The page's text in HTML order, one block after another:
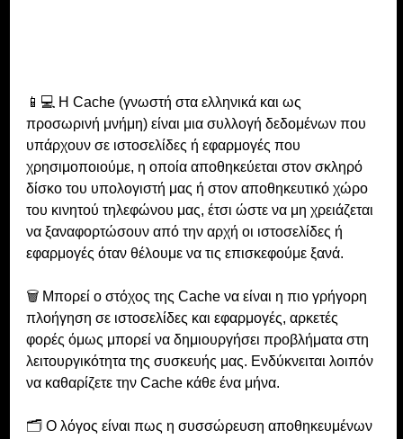
📱💻 Η Cache (γνωστή στα ελληνικά και ως
προσωρινή μνήμη) είναι μια συλλογή δεδομένων που
υπάρχουν σε ιστοσελίδες ή εφαρμογές που
χρησιμοποιούμε, η οποία αποθηκεύεται στον σκληρό
δίσκο του υπολογιστή μας ή στον αποθηκευτικό χώρο
του κινητού τηλεφώνου μας, έτσι ώστε να μη χρειάζεται
να ξαναφορτώσουν από την αρχή οι ιστοσελίδες ή
εφαρμογές όταν θέλουμε να τις επισκεφούμε ξανά.
🗑 Μπορεί ο στόχος της Cache να είναι η πιο γρήγορη
πλοήγηση σε ιστοσελίδες και εφαρμογές, αρκετές
φορές όμως μπορεί να δημιουργήσει προβλήματα στη
λειτουργικότητα της συσκευής μας. Ενδύκνειται λοιπόν
να καθαρίζετε την Cache κάθε ένα μήνα.
🗂 Ο λόγος είναι πως η συσσώρευση αποθηκευμένων